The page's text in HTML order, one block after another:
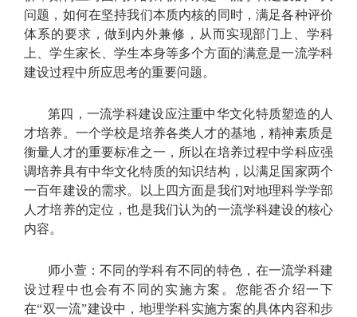
问题，如何在坚持我们本质内核的同时，满足各种评价
体系的要求，做到内外兼修，从而实现部门上、学科
上、学生家长、学生本身等多个方面的满意是一流学科
建设过程中所应思考的重要问题。
第四，一流学科建设应注重中华文化特质塑造的人
才培养。一个学校是培养各类人才的基地，精神素质是
衡量人才的重要标准之一，所以在培养过程中学科应强
调培养具有中华文化特质的知识结构，以满足国家两个
一百年建设的需求。以上四方面是我们对地理科学学部
人才培养的定位，也是我们认为的一流学科建设的核心
内容。
师小萱：不同的学科有不同的特色，在一流学科建
设过程中也会有不同的实施方案。您能否介绍一下
在“双一流”建设中，地理学科实施方案的具体内容和步